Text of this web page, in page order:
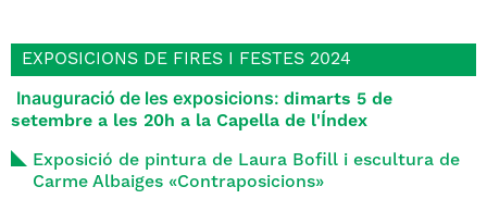
EXPOSICIONS DE FIRES I FESTES 2024
Inauguració de les exposicions: dimarts 5 de
setembre a les 20h a la Capella de l'Índex
Exposició de pintura de Laura Bofill i escultura de
Carme Albaiges «Contraposicions»